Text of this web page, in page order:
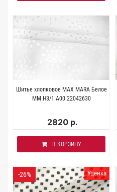
Шитье хлопковое MAX MARA Белое
MM H3/1 A00 22042630
2820 р.
В КОРЗИНУ
Уценка
-26%